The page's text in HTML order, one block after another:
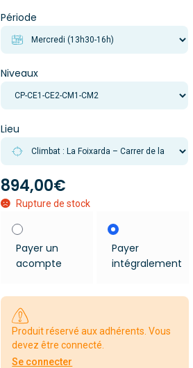
Période
Niveaux
Lieu
894,00€
Rupture de stock
Payer un
acompte
Payer
intégralement
Produit réservé aux adhérents. Vous
devez être connecté.
Se connecter